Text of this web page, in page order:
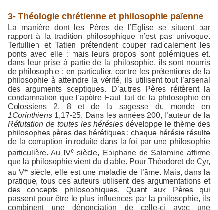
3- Théologie chrétienne et philosophie païenne
La manière dont les Pères de l’Eglise se situent par
rapport à la tradition philosophique n’est pas univoque.
Tertullien et Tatien prétendent couper radicalement les
ponts avec elle ; mais leurs propos sont polémiques et,
dans leur prise à partie de la philosophie, ils sont nourris
de philosophie ; en particulier, contre les prétentions de la
philosophie à atteindre la vérité, ils utilisent tout l’arsenal
des arguments sceptiques. D’autres Pères réitèrent la
condamnation que l’apôtre Paul fait de la philosophie en
Colossiens 2, 8 et de la sagesse du monde en
1Corinthiens 1,17-25. Dans les années 200, l’auteur de la
Réfutation de toutes les hérésies développe le thème des
philosophes pères des hérétiques : chaque hérésie résulte
de la corruption introduite dans la foi par une philosophie
particulière. Au IVe siècle, Epiphane de Salamine affirme
que la philosophie vient du diable. Pour Théodoret de Cyr,
au Ve siècle, elle est une maladie de l’âme. Mais, dans la
pratique, tous ces auteurs utilisent des argumentations et
des concepts philosophiques. Quant aux Pères qui
passent pour être le plus influencés par la philosophie, ils
combinent une dénonciation de celle-ci avec une